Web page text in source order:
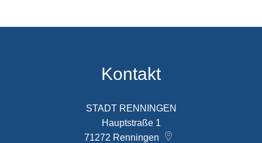
Kontakt
STADT RENNINGEN
Hauptstraße 1
71272 Renningen